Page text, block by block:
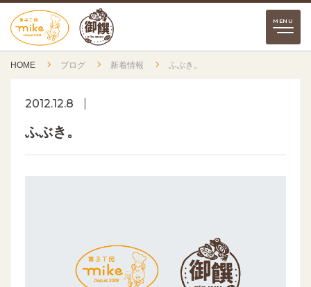
HOME ブログ 新着情報 ふぶき。
2012.12.8
ふぶき。